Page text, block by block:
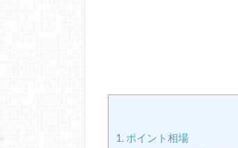
1. ポイント相場